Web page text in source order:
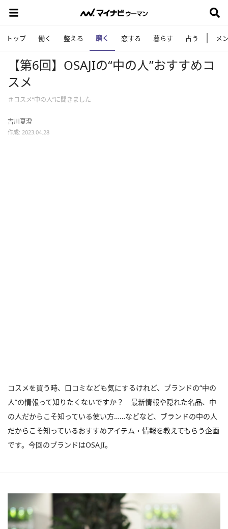
トップ 働く 整える 磨く 恋する 暮らす 占う メ
【第6回】OSAJIの“中の人”おすすめコ
スメ
＃コスメ“中の人”に聞きました
吉川夏澄
作成: 2023.04.28
コスメを買う時、口コミなども気にするけれど、ブランドの“中の
人”の情報って知りたくないですか？ 最新情報や隠れた名品、中
の人だからこそ知っている使い方……などなど、ブランドの中の人
だからこそ知っているおすすめアイテム・情報を教えてもらう企画
です。今回のブランドはOSAJI。